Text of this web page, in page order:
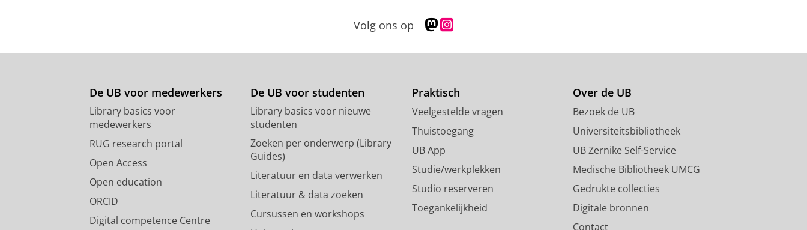
Volg ons op
M
s
d
n
p
o
f
e
l
s
g
a
m
c
o
u
De UB voor medewerkers
Library basics voor
medewerkers
RUG research portal
Open Access
Open education
ORCID
Digital competence Centre
De UB voor studenten
Library basics voor nieuwe
studenten
Zoeken per onderwerp (Library
Guides)
Literatuur en data verwerken
Literatuur & data zoeken
Cursussen en workshops
Praktisch
Veelgestelde vragen
Thuistoegang
UB App
Studie/werkplekken
Studio reserveren
Toegankelijkheid
Over de UB
Bezoek de UB
Universiteitsbibliotheek
UB Zernike Self-Service
Medische Bibliotheek UMCG
Gedrukte collecties
Digitale bronnen
Contact